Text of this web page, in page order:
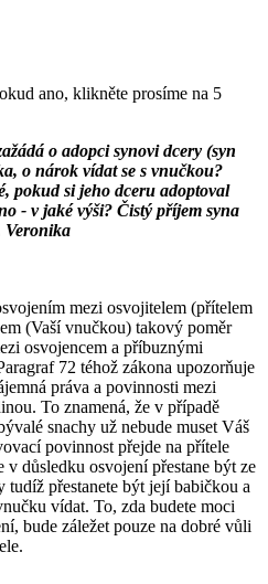
ano, klikněte prosíme na 5
o adopci synovi dcery (syn
o nárok vídat se s vnučkou?
pokud si jeho dceru adoptoval
- v jaké výši? Čistý příjem syna
Veronika
mezi osvojitelem (přítelem
(Vaší vnučkou) takový poměr
osvojencem a příbuznými
72 téhož zákona upozorňuje
práva a povinnosti mezi
To znamená, že v případě
snachy už nebude muset Váš
povinnost přejde na přítele
v důsledku osvojení přestane být ze
tudíž přestanete být její babičkou a
vídat. To, zda budete moci
bude záležet pouze na dobré vůli